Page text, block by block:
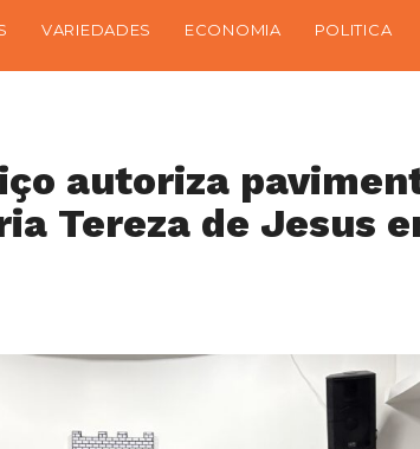
VARIEDADES ECONOMIA POLITICA
autoriza
Tereza de Jesus